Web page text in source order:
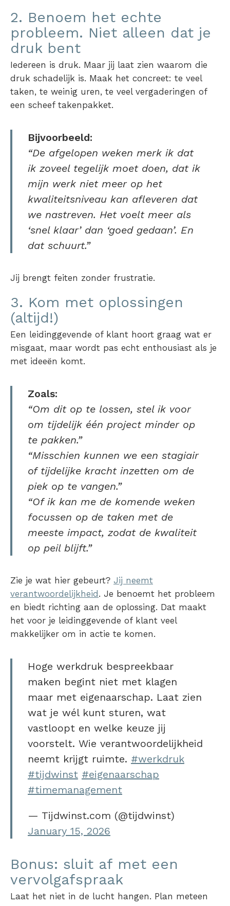
2. Benoem het echte
probleem. Niet alleen dat je
druk bent
Iedereen is druk. Maar jij laat zien waarom die
druk schadelijk is. Maak het concreet: te veel
taken, te weinig uren, te veel vergaderingen of
een scheef takenpakket.
Bijvoorbeeld:
“De afgelopen weken merk ik dat
ik zoveel tegelijk moet doen, dat ik
mijn werk niet meer op het
kwaliteitsniveau kan afleveren dat
we nastreven. Het voelt meer als
‘snel klaar’ dan ‘goed gedaan’. En
dat schuurt.”
Jij brengt feiten zonder frustratie.
3. Kom met oplossingen
(altijd!)
Een leidinggevende of klant hoort graag wat er
misgaat, maar wordt pas echt enthousiast als je
met ideeën komt.
Zoals:
“Om dit op te lossen, stel ik voor
om tijdelijk één project minder op
te pakken.”
“Misschien kunnen we een stagiair
of tijdelijke kracht inzetten om de
piek op te vangen.”
“Of ik kan me de komende weken
focussen op de taken met de
meeste impact, zodat de kwaliteit
op peil blijft.”
Zie je wat hier gebeurt? Jij neemt
verantwoordelijkheid. Je benoemt het probleem
en biedt richting aan de oplossing. Dat maakt
het voor je leidinggevende of klant veel
makkelijker om in actie te komen.
Hoge werkdruk bespreekbaar
maken begint niet met klagen
maar met eigenaarschap. Laat zien
wat je wél kunt sturen, wat
vastloopt en welke keuze jij
voorstelt. Wie verantwoordelijkheid
neemt krijgt ruimte. #werkdruk
#tijdwinst #eigenaarschap
#timemanagement
— Tijdwinst.com (@tijdwinst)
January 15, 2026
Bonus: sluit af met een
vervolgafspraak
Laat het niet in de lucht hangen. Plan meteen